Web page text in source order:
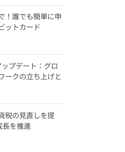
！誰でも簡単に申
ットカード
プデート：グロ
ークの立ち上げと
税の見直しを提
長を推進